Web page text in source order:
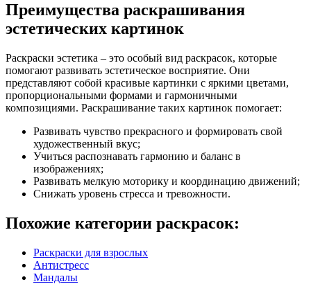
Преимущества раскрашивания
эстетических картинок
Раскраски эстетика – это особый вид раскрасок, которые
помогают развивать эстетическое восприятие. Они
представляют собой красивые картинки с яркими цветами,
пропорциональными формами и гармоничными
композициями. Раскрашивание таких картинок помогает:
Развивать чувство прекрасного и формировать свой
художественный вкус;
Учиться распознавать гармонию и баланс в
изображениях;
Развивать мелкую моторику и координацию движений;
Снижать уровень стресса и тревожности.
Похожие категории раскрасок:
Раскраски для взрослых
Антистресс
Мандалы